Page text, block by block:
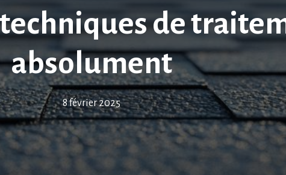
de
absolument
8 février 2025